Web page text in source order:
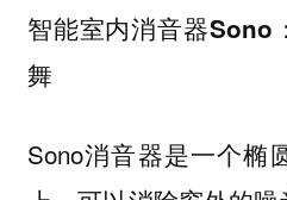
智能室内消音器Sono
舞
Sono消音器是一个椭